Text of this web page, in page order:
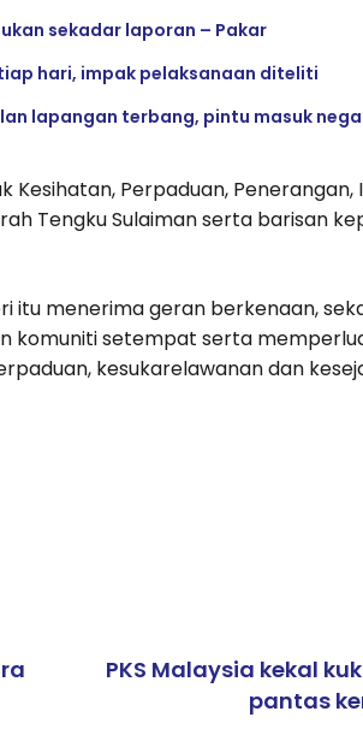
sekadar laporan – Pakar
hari, impak pelaksanaan diteliti
lapangan terbang, pintu masuk
Kesihatan, Perpaduan, Penerangan,
Tengku Sulaiman serta barisan
itu menerima geran berkenaan,
komuniti setempat serta
kesukarelawanan dan
PKS Malaysia kekal
pantas